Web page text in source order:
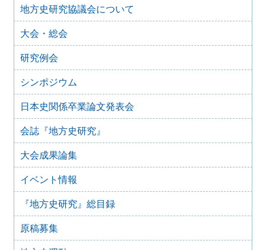
2025年12月10日
2025年12月のイベント
2025年10月31日
2025年11月のイベント（更新しました）
2025年9月20日
2025年10月のイベント(更新しました)
2025年8月のイベント
2025年7月27日
2025年7月のイベント(更新しました)
2025年6月2日
2025年6月のイベント
2025年4月26日
2025年5月のイベント
2025年4月25日
2025年4月のイベント(更新しました)
2025年3月1日
地方史研究協議会について
大会・総会
研究例会
シンポジウム
日本史関係卒業論文発表会
会誌『地方史研究』
大会成果論集
イベント情報
『地方史研究』総目録
原稿募集